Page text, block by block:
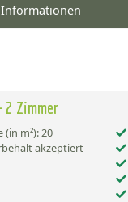
2 Zimmer
m²): 20
akzeptiert